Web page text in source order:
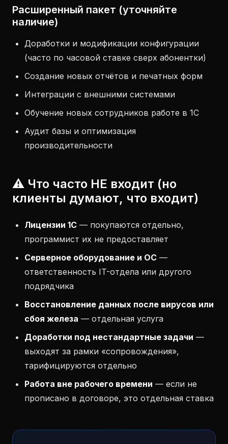
Расширенный пакет (уточняйте
наличие)
Доработки и модификации конфигурации
(часто по часовой ставке сверх абонентки)
Создание новых отчётов и печатных форм
Интеграции с внешними системами
Обучение новых сотрудников работе в 1С
Аудит базы и оптимизация
производительности
⚠️ Что часто НЕ входит (но
клиенты думают, что входит)
Лицензии 1С — покупаются отдельно,
программист их не предоставляет
Серверное оборудование и ОС —
ответственность IT-отдела или другого
подрядчика
Восстановление данных после вирусов или
сбоя железа — отдельная услуга
Доработки под нестандартные задачи —
выходят за рамки «сопровождения»,
тарифицируются отдельно
Работа вне рабочего времени — если не
прописано в договоре, это отдельная ставка